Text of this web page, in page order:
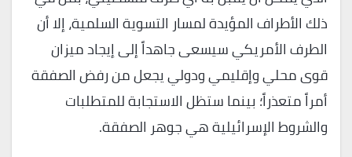
ذلك الأطراف المؤيدة لمسار التسوية السلمية، إلا أن
الطرف الأمريكي سيسعى جاهداً إلى إيجاد ميزان
قوى محلي وإقليمي ودولي يجعل من رفض الصفقة
أمراً متعذراً؛ بينما ستظل الاستجابة للمتطلبات
والشروط الإسرائيلية هي جوهر الصفقة.